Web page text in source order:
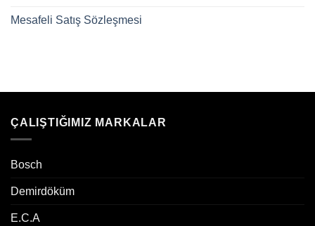
Mesafeli Satış Sözleşmesi
ÇALIŞTIĞIMIZ MARKALAR
Bosch
Demirdöküm
E.C.A